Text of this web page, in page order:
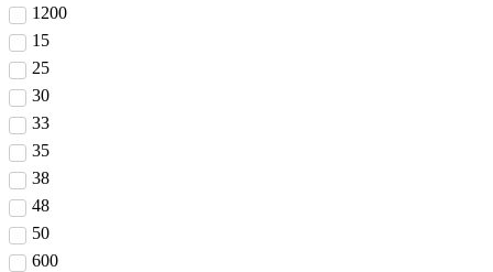
1200
15
25
30
33
35
38
48
50
600